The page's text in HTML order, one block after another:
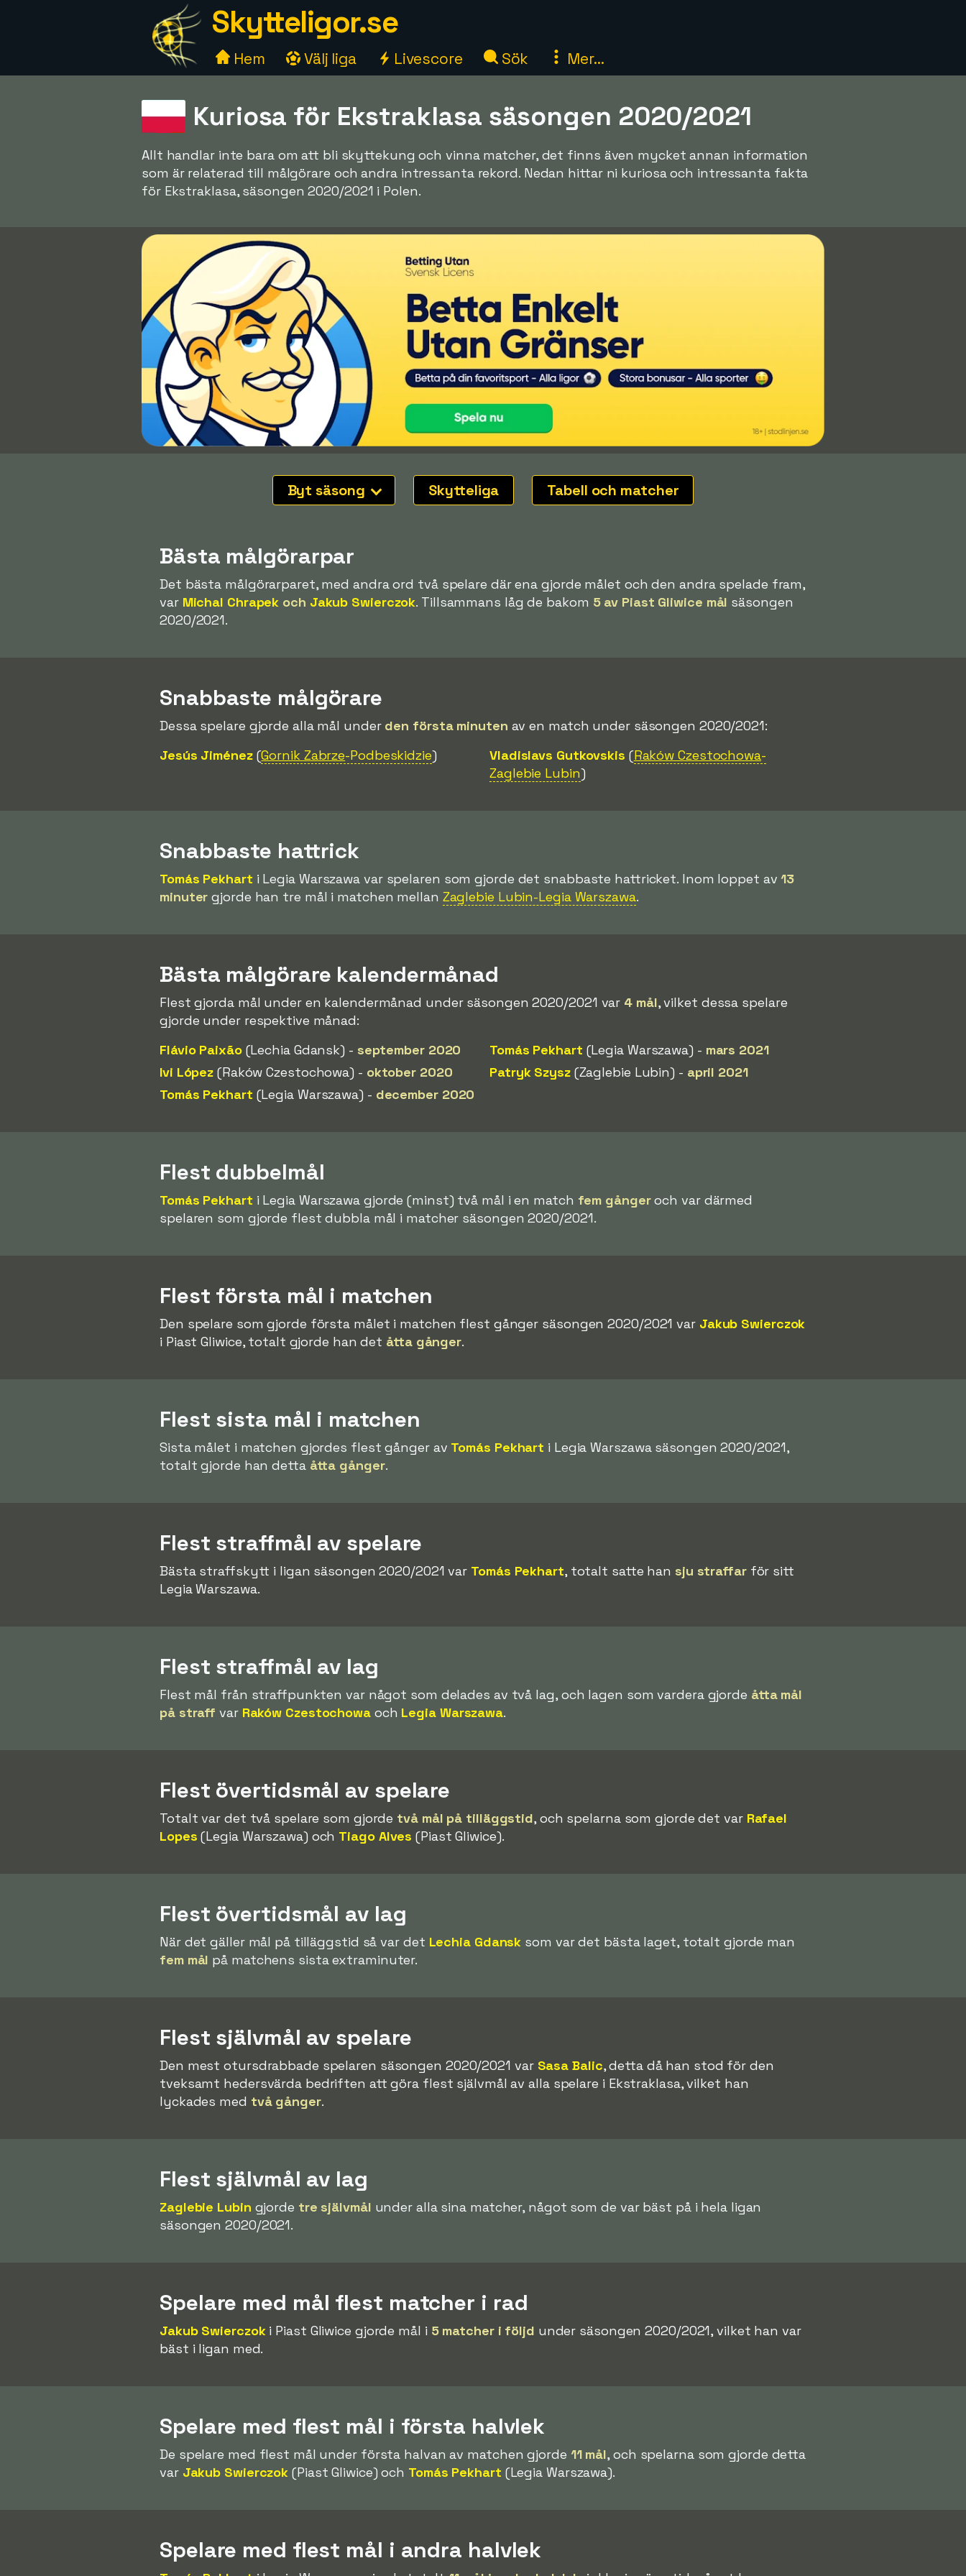
Skytteligor.se
Hem Välj liga Livescore Sök Mer...
Kuriosa för Ekstraklasa säsongen 2020/2021
Allt handlar inte bara om att bli skyttekung och vinna matcher, det finns även mycket annan information
som är relaterad till målgörare och andra intressanta rekord. Nedan hittar ni kuriosa och intressanta fakta
för Ekstraklasa, säsongen 2020/2021 i Polen.
Byt säsong Skytteliga Tabell och matcher
Bästa målgörarpar
Det bästa målgörarparet, med andra ord två spelare där ena gjorde målet och den andra spelade fram,
var Michal Chrapek och Jakub Swierczok. Tillsammans låg de bakom 5 av Piast Gliwice mål säsongen
2020/2021.
Snabbaste målgörare
Dessa spelare gjorde alla mål under den första minuten av en match under säsongen 2020/2021:
Jesús Jiménez(Gornik Zabrze-Podbeskidzie) Vladislavs Gutkovskis (Raków Czestochowa-
Zaglebie Lubin)
Snabbaste hattrick
Tomás Pekhart i Legia Warszawa var spelaren som gjorde det snabbaste hattricket. Inom loppet av13
minuter gjorde han tre mål i matchen mellan Zaglebie Lubin-Legia Warszawa.
Bästa målgörare kalendermånad
Flest gjorda mål under en kalendermånad under säsongen 2020/2021 var 4 mål, vilket dessa spelare
gjorde under respektive månad:
Flávio Paixão(Lechia Gdansk) - september 2020
Ivi López (Raków Czestochowa) - oktober 2020
Tomás Pekhart (Legia Warszawa) - december 2020
Tomás Pekhart (Legia Warszawa) - mars 2021
Patryk Szysz(Zaglebie Lubin) - april 2021
Flest dubbelmål
Tomás Pekhart i Legia Warszawa gjorde (minst) två mål i en match fem gångeroch var därmed
spelaren som gjorde flest dubbla mål i matcher säsongen 2020/2021.
Flest första mål i matchen
Den spelare som gjorde första målet i matchen flest gånger säsongen 2020/2021 var Jakub Swierczok
i Piast Gliwice, totalt gjorde han det åtta gånger.
Flest sista mål i matchen
Sista målet i matchen gjordes flest gånger av Tomás Pekhart i Legia Warszawa säsongen 2020/2021,
totalt gjorde han detta åtta gånger.
Flest straffmål av spelare
Bästa straffskytt i ligan säsongen 2020/2021 var Tomás Pekhart, totalt satte han sju straffarför sitt
Legia Warszawa.
Flest straffmål av lag
Flest mål från straffpunkten var något som delades av två lag, och lagen som vardera gjorde åtta mål
på straff var Raków Czestochowaoch Legia Warszawa.
Flest övertidsmål av spelare
Totalt var det två spelare som gjorde två mål på tilläggstid, och spelarna som gjorde det var Rafael
Lopes (Legia Warszawa) och Tiago Alves (Piast Gliwice).
Flest övertidsmål av lag
När det gäller mål på tilläggstid så var det Lechia Gdansk som var det bästa laget, totalt gjorde man
fem mål på matchens sista extraminuter.
Flest självmål av spelare
Den mest otursdrabbade spelaren säsongen 2020/2021 var Sasa Balic, detta då han stod för den
tveksamt hedersvärda bedriften att göra flest självmål av alla spelare i Ekstraklasa, vilket han
lyckades med två gånger.
Flest självmål av lag
Zaglebie Lubin gjorde tre självmål under alla sina matcher, något som de var bäst på i hela ligan
säsongen 2020/2021.
Spelare med mål flest matcher i rad
Jakub Swierczoki Piast Gliwice gjorde mål i 5 matcher i följd under säsongen 2020/2021, vilket han var
bäst i ligan med.
Spelare med flest mål i första halvlek
De spelare med flest mål under första halvan av matchen gjorde 11 mål, och spelarna som gjorde detta
var Jakub Swierczok (Piast Gliwice) och Tomás Pekhart (Legia Warszawa).
Spelare med flest mål i andra halvlek